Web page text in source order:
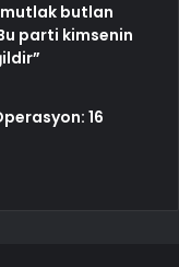
mutlak butlan
parti kimsenin
16